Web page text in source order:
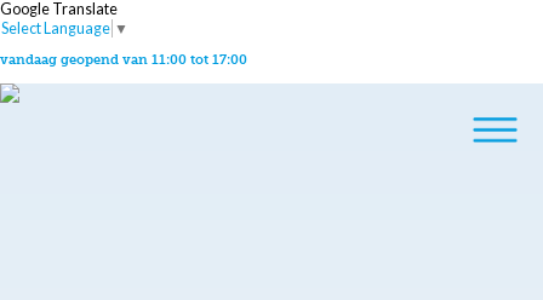
Google Translate
Select Language ▼
vandaag geopend van 11:00 tot 17:00